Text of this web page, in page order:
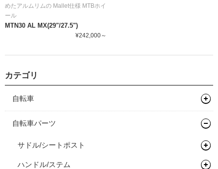
めたアルムリムの Mallet仕様 MTBホイ
ール
MTN30 AL MX(29"/27.5")
¥242,000～
カテゴリ
自転車
マウンテンバイク
自転車パーツ
サドル/シートポスト
サドル
ハンドル/ステム